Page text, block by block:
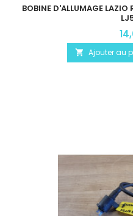
BOBINE D'ALLUMAGE
 Ajouter au